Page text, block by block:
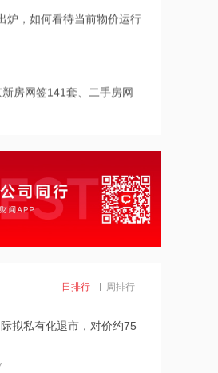
炉，如何看待当前物价运行
房网签141套、二手房网
日排行 周排行
拟私有化退市，对价约75